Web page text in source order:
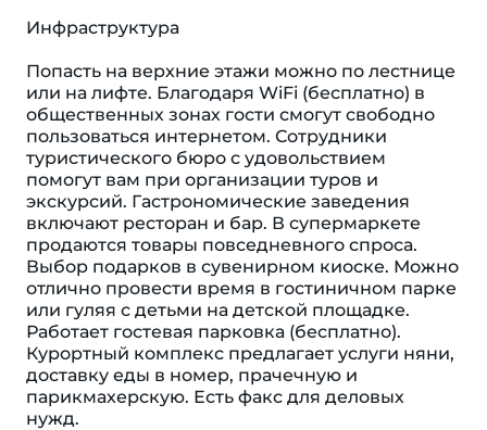
Инфраструктура
Попасть на верхние этажи можно по лестнице
или на лифте. Благодаря WiFi (бесплатно) в
общественных зонах гости смогут свободно
пользоваться интернетом. Сотрудники
туристического бюро с удовольствием
помогут вам при организации туров и
экскурсий. Гастрономические заведения
включают ресторан и бар. В супермаркете
продаются товары повседневного спроса.
Выбор подарков в сувенирном киоске. Можно
отлично провести время в гостиничном парке
или гуляя с детьми на детской площадке.
Работает гостевая парковка (бесплатно).
Курортный комплекс предлагает услуги няни,
доставку еды в номер, прачечную и
парикмахерскую. Есть факс для деловых
нужд.